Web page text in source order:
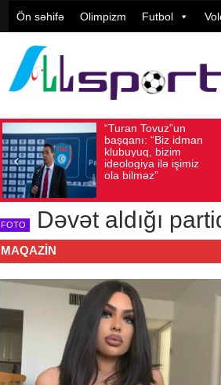
Ön səhifə Olimpizm Futbol
“Turan Tovuz”un
başqanı: “Biz idman
klubuyuq, bizim
ideologiya ilə işimiz
ola bilməz”
Baxış sayı: 208 Avqust
FOTO Dəvət aldığı
MAQAZIN